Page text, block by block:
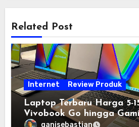
Related Post
Internet Review Produk
Laptop Terbaru Harga 5-
Vivobook Go hingga
Semua Budget
ganisebastian